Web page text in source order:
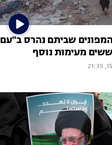
שביתם נהרס ב"עם
מעימות נוסף